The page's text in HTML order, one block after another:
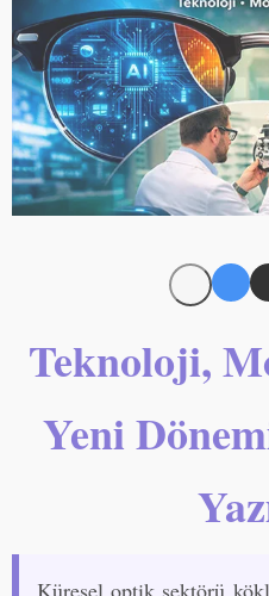
Teknoloji,
Yeni
Küresel optik sektörü